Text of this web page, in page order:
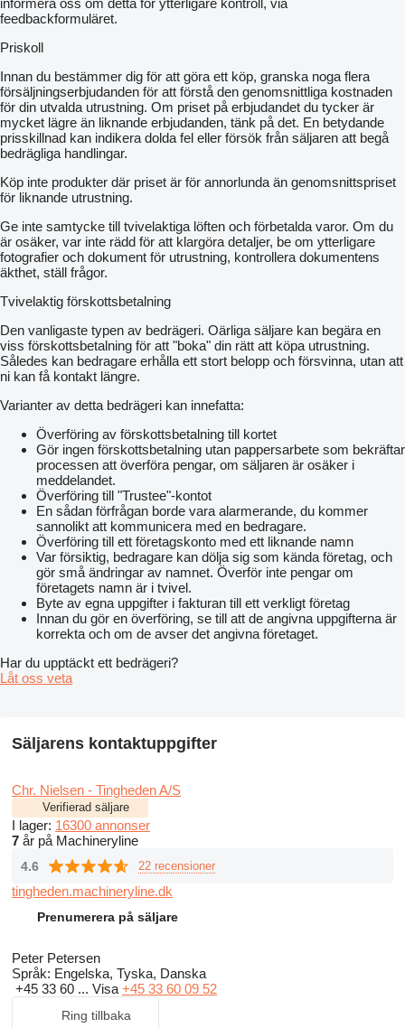
informera oss om detta för ytterligare kontroll, via
feedbackformuläret.
Priskoll
Innan du bestämmer dig för att göra ett köp, granska noga flera
försäljningserbjudanden för att förstå den genomsnittliga kostnaden
för din utvalda utrustning. Om priset på erbjudandet du tycker är
mycket lägre än liknande erbjudanden, tänk på det. En betydande
prisskillnad kan indikera dolda fel eller försök från säljaren att begå
bedrägliga handlingar.
Köp inte produkter där priset är för annorlunda än genomsnittspriset
för liknande utrustning.
Ge inte samtycke till tvivelaktiga löften och förbetalda varor. Om du
är osäker, var inte rädd för att klargöra detaljer, be om ytterligare
fotografier och dokument för utrustning, kontrollera dokumentens
äkthet, ställ frågor.
Tvivelaktig förskottsbetalning
Den vanligaste typen av bedrägeri. Oärliga säljare kan begära en
viss förskottsbetalning för att "boka" din rätt att köpa utrustning.
Således kan bedragare erhålla ett stort belopp och försvinna, utan att
ni kan få kontakt längre.
Varianter av detta bedrägeri kan innefatta:
Överföring av förskottsbetalning till kortet
Gör ingen förskottsbetalning utan pappersarbete som bekräftar
processen att överföra pengar, om säljaren är osäker i
meddelandet.
Överföring till "Trustee"-kontot
En sådan förfrågan borde vara alarmerande, du kommer
sannolikt att kommunicera med en bedragare.
Överföring till ett företagskonto med ett liknande namn
Var försiktig, bedragare kan dölja sig som kända företag, och
gör små ändringar av namnet. Överför inte pengar om
företagets namn är i tvivel.
Byte av egna uppgifter i fakturan till ett verkligt företag
Innan du gör en överföring, se till att de angivna uppgifterna är
korrekta och om de avser det angivna företaget.
Har du upptäckt ett bedrägeri?
Låt oss veta
Säljarens kontaktuppgifter
Chr. Nielsen - Tingheden A/S
Verifierad säljare
I lager: 16300 annonser
7 år på Machineryline
4.6 22 recensioner
tingheden.machineryline.dk
Prenumerera på säljare
Peter Petersen
Språk: Engelska, Tyska, Danska
+45 33 60 ... Visa +45 33 60 09 52
Ring tillbaka